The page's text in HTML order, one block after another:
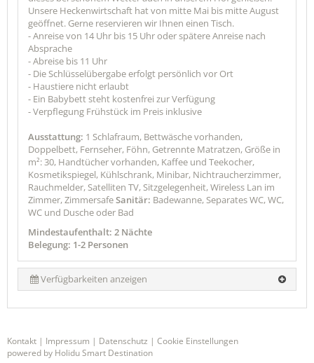
Unsere Heckenwirtschaft hat von mitte Mai bis mitte August
geöffnet. Gerne reservieren wir Ihnen einen Tisch.
- Anreise von 14 Uhr bis 15 Uhr oder spätere Anreise nach
Absprache
- Abreise bis 11 Uhr
- Die Schlüsselübergabe erfolgt persönlich vor Ort
- Haustiere nicht erlaubt
- Ein Babybett steht kostenfrei zur Verfügung
- Verpflegung Frühstück im Preis inklusive
Ausstattung: 1 Schlafraum, Bettwäsche vorhanden,
Doppelbett, Fernseher, Föhn, Getrennte Matratzen, Größe in
m²: 30, Handtücher vorhanden, Kaffee und Teekocher,
Kosmetikspiegel, Kühlschrank, Minibar, Nichtraucherzimmer,
Rauchmelder, Satelliten TV, Sitzgelegenheit, Wireless Lan im
Zimmer, ZimmersafeSanitär: Badewanne, Separates WC, WC,
WC und Dusche oder Bad
Mindestaufenthalt: 2 Nächte
Belegung: 1-2 Personen
Verfügbarkeiten anzeigen
Kontakt | Impressum | Datenschutz | Cookie Einstellungen
powered by Holidu Smart Destination